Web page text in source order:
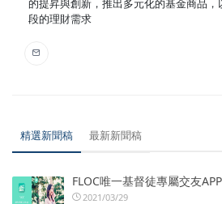
的提昇與創新，推出多元化的基金商品
段的理財需求
精選新聞稿 最新新聞稿
FLOC唯一基督徒專屬交友
2021/03/29